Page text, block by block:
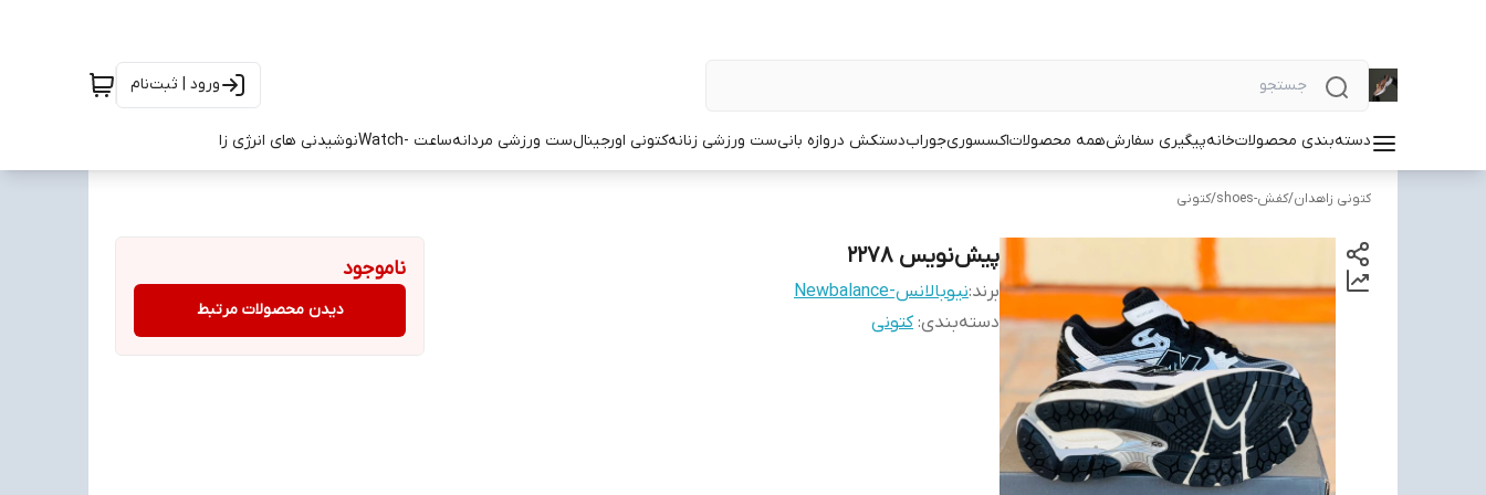
ورود | ثبت‌نام
دسته‌بندی محصولاتخانهپیگیری سفارشهمه محصولاتاکسسوریجورابدستکش دروازه بانیست ورزشی زنانهکتونی اورجینالست ورزشی مردانهساعت -Watch نوشیدنی های انرژی زا
کتونی زاهدان/کفش-shoes /کتونی
پیش‌نویس ۲۲۷۸
برند:نیوبالانس-Newbalance
دسته‌بندی:کتونی
ناموجود
دیدن محصولات مرتبط